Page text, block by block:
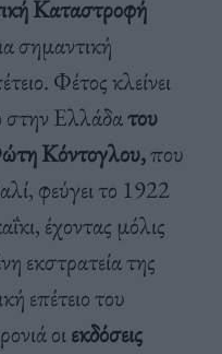
Καταστροφή
σημαντική
Φέτος κλείνει
στην Ελλάδατου
Κόντογλου,που
φεύγει το 1922
έχοντας μόλις
εκστρατεία της
επέτειο του
οιεκδόσεις